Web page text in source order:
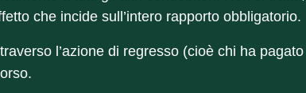
che incide sull’intero rapporto obbligatorio.
l’azione di regresso (cioè chi ha